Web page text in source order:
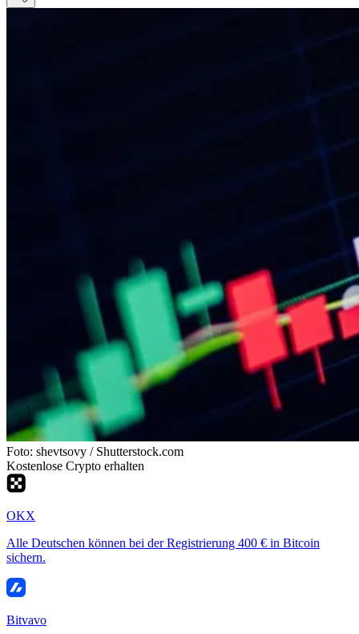
Foto: shevtsovy / Shutterstock.com
Kostenlose Crypto erhalten
OKX
Alle Deutschen können bei der Registrierung 400 € in Bitcoin
sichern.
Bitvavo